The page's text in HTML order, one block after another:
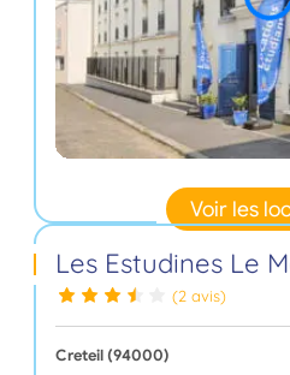
Voir les
Les Estudines Le
(2 avis)
Creteil (94000)